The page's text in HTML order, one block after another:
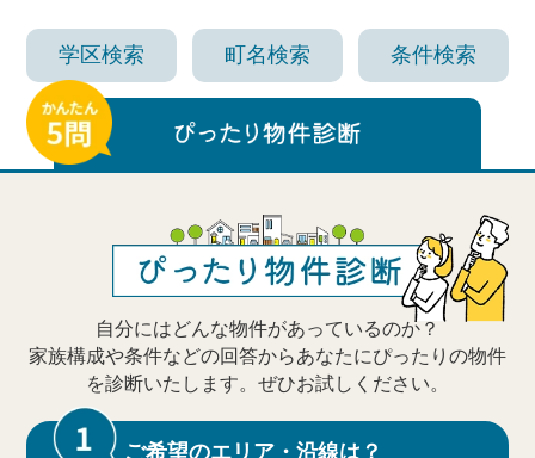
学区検索 町名検索 条件検索
自分にはどんな物件があっているのか？
家族構成や条件などの回答からあなたにぴったりの物件
を診断いたします。ぜひお試しください。
ご希望のエリア・沿線は？